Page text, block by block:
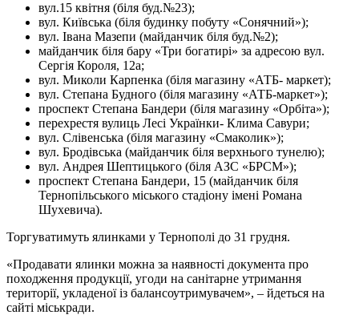
вул.15 квітня (біля буд.№23);
вул. Київська (біля будинку побуту «Сонячний»);
вул. Івана Мазепи (майданчик біля буд.№2);
майданчик біля бару «Три богатирі» за адресою вул.
Сергія Короля, 12а;
вул. Миколи Карпенка (біля магазину «АТБ- маркет);
вул. Степана Будного (біля магазину «АТБ-маркет»);
проспект Степана Бандери (біля магазину «Орбіта»);
перехрестя вулиць Лесі Українки- Клима Савури;
вул. Слівенська (біля магазину «Смаколик»);
вул. Бродівська (майданчик біля верхнього тунелю);
вул. Андрея Шептицького (біля АЗС «БРСМ»);
проспект Степана Бандери, 15 (майданчик біля
Тернопільського міського стадіону імені Романа
Шухевича).
Торгуватимуть ялинками у Тернополі до 31 грудня.
«Продавати ялинки можна за наявності документа про
походження продукції, угоди на санітарне утримання
території, укладеної із балансоутримувачем», – йдеться на
сайті міськради.